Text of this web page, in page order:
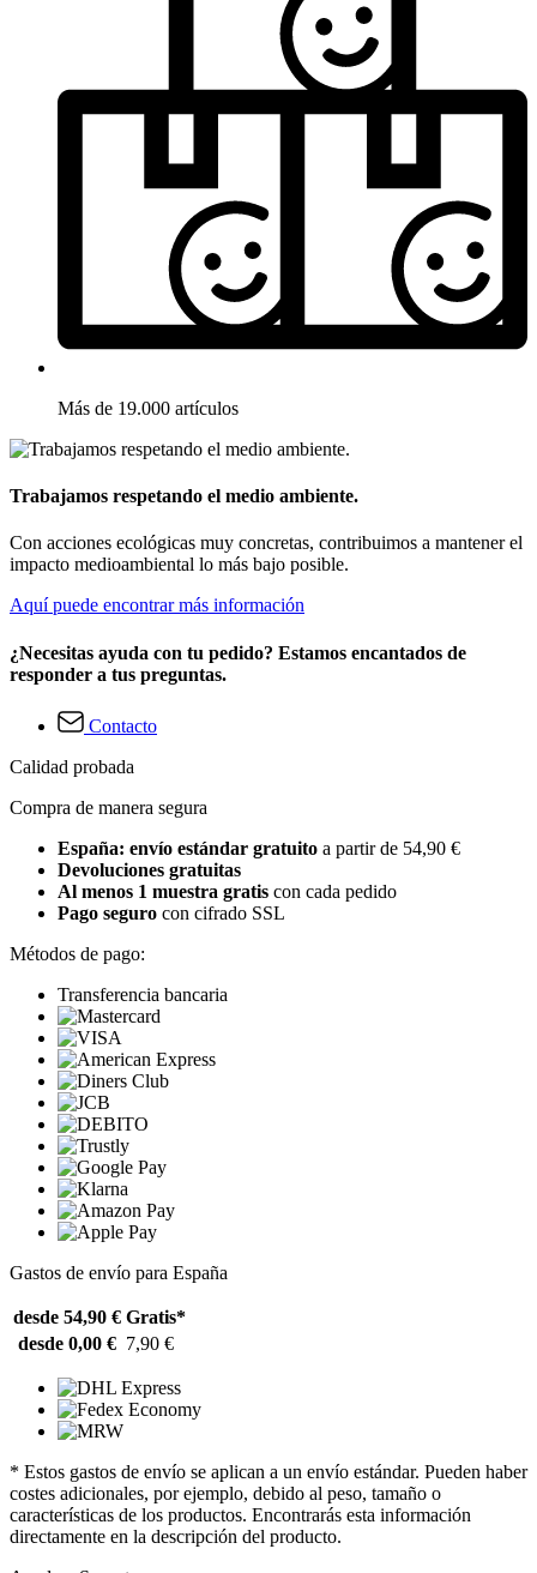
Más de 19.000 artículos
Trabajamos respetando el medio ambiente.
Con acciones ecológicas muy concretas, contribuimos a mantener el
impacto medioambiental lo más bajo posible.
Aquí puede encontrar más información
¿Necesitas ayuda con tu pedido? Estamos encantados de
responder a tus preguntas.
Contacto
Calidad probada
Compra de manera segura
España: envío estándar gratuito a partir de 54,90 €
Devoluciones gratuitas
Al menos 1 muestra gratis con cada pedido
Pago seguro con cifrado SSL
Métodos de pago:
Transferencia bancaria
Gastos de envío para España
desde 54,90 € Gratis*
desde 0,00 € 7,90 €
* Estos gastos de envío se aplican a un envío estándar. Pueden haber
costes adicionales, por ejemplo, debido al peso, tamaño o
características de los productos. Encontrarás esta información
directamente en la descripción del producto.